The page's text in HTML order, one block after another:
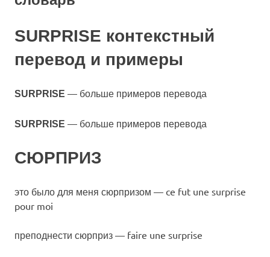
SURPRISE контекстный
перевод и примеры
SURPRISE — больше примеров перевода
SURPRISE — больше примеров перевода
СЮРПРИЗ
это было для меня сюрпризом — ce fut une surprise
pour moi
преподнести сюрприз — faire une surprise